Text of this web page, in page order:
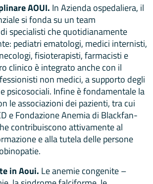
AOUI. In Azienda ospedaliera, il
si fonda su un team
specialisti che quotidianamente
pediatri ematologi, medici internisti,
fisioterapisti, farmacisti e
clinico è integrato anche con il
non medici, a supporto degli
psicosociali. Infine è fondamentale la
le associazioni dei pazienti, tra cui
e Fondazione Anemia di Blackfan-
contribuiscono attivamente al
e alla tutela delle persone
in Aoui. Le anemie congenite –